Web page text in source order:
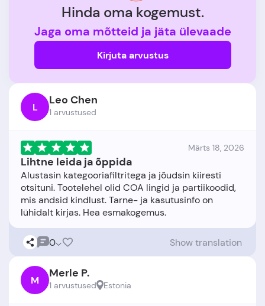
Hinda oma kogemust.
Jaga oma mõtteid ja jäta ülevaade
Kirjuta arvustus
L Leo Chen
1 arvustused
Märts 18, 2026
Lihtne leida ja õppida
Alustasin kategooriafiltritega ja jõudsin kiiresti
otsituni. Tootelehel olid COA lingid ja partiikoodid,
mis andsid kindlust. Tarne- ja kasutusinfo on
0 Show translation
M Merle P.
1 arvustused Estonia